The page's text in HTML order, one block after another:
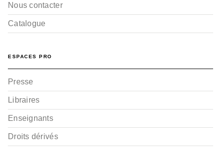
Nous contacter
Catalogue
ESPACES PRO
Presse
Libraires
Enseignants
Droits dérivés